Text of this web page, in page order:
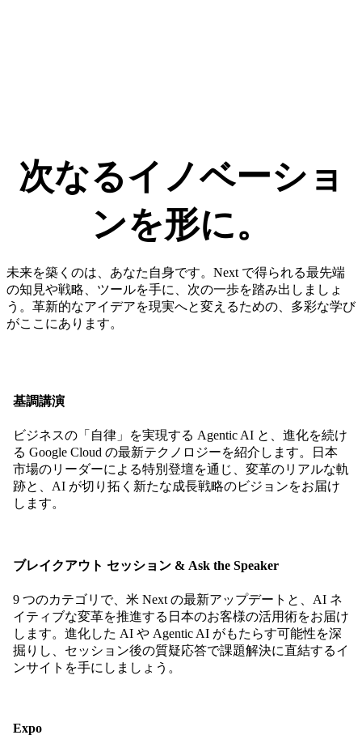
次なる​イノベーショ
ンを​形に。​
未来を築くのは、あなた自身です。Next で得られる最先端
の知見や戦略、ツールを手に、次の一歩を踏み出しましょ
う。革新的なアイデアを現実へと変えるための、多彩な学び
がここにあります。
基調講演
ビジネスの「自律」を実現する Agentic AI と、進化を続け
る Google Cloud の最新テクノロジーを紹介します。日本
市場のリーダーによる特別登壇を通じ、変革のリアルな軌
跡と、AI が切り拓く新たな成長戦略のビジョンをお届け
します。
ブレイクアウト セッション & Ask the Speaker
9 つのカテゴリで、米 Next の最新アップデートと、AI ネ
イティブな変革を推進する日本のお客様の活用術をお届け
します。進化した AI や Agentic AI がもたらす可能性を深
掘りし、セッション後の質疑応答で課題解決に直結するイ
ンサイトを手にしましょう。
Expo